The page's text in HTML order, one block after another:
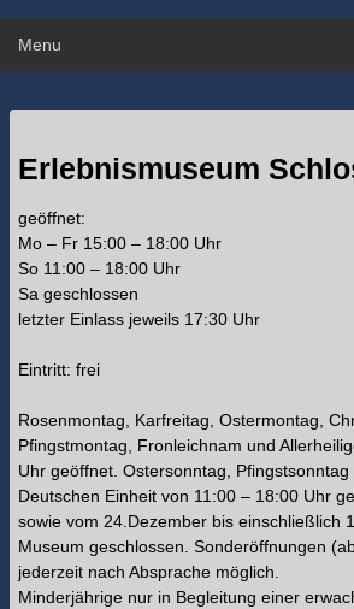
Menu
Erlebnismuseum
geöffnet:
Mo – Fr 15:00 – 18:00 Uhr
So 11:00 – 18:00 Uhr
Sa geschlossen
letzter Einlass jeweils 17:30 Uhr
Eintritt: frei
Rosenmontag, Karfreitag, Ostermontag,
Pfingstmontag, Fronleichnam und
Uhr geöffnet. Ostersonntag,
Deutschen Einheit von 11:00 – 18:00 Uhr
sowie vom 24.Dezember bis einschließlich
Museum geschlossen. Sonderöffnungen
jederzeit nach Absprache möglich.
Minderjährige nur in Begleitung einer